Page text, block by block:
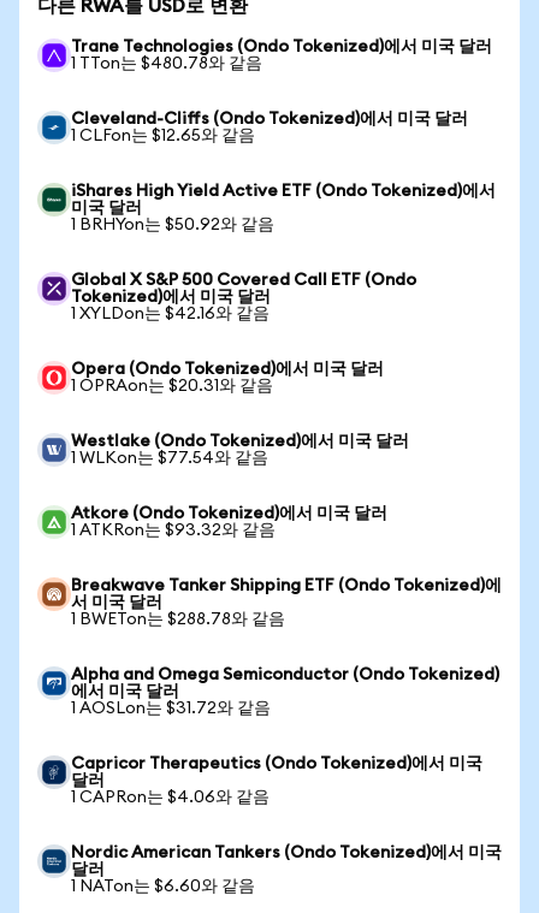
다른 RWA를 USD로 변환
Trane Technologies (Ondo Tokenized)에서 미국 달러
1 TTon는 $480.78와 같음
Cleveland-Cliffs (Ondo Tokenized)에서 미국 달러
1 CLFon는 $12.65와 같음
iShares High Yield Active ETF (Ondo Tokenized)에서
미국 달러
1 BRHYon는 $50.92와 같음
Global X S&P 500 Covered Call ETF (Ondo
Tokenized)에서 미국 달러
1 XYLDon는 $42.16와 같음
Opera (Ondo Tokenized)에서 미국 달러
1 OPRAon는 $20.31와 같음
Westlake (Ondo Tokenized)에서 미국 달러
1 WLKon는 $77.54와 같음
Atkore (Ondo Tokenized)에서 미국 달러
1 ATKRon는 $93.32와 같음
Breakwave Tanker Shipping ETF (Ondo Tokenized)에
서 미국 달러
1 BWETon는 $288.78와 같음
Alpha and Omega Semiconductor (Ondo Tokenized)
에서 미국 달러
1 AOSLon는 $31.72와 같음
Capricor Therapeutics (Ondo Tokenized)에서 미국
달러
1 CAPRon는 $4.06와 같음
Nordic American Tankers (Ondo Tokenized)에서 미국
달러
1 NATon는 $6.60와 같음